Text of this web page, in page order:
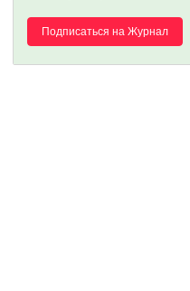
Подписаться на Журнал